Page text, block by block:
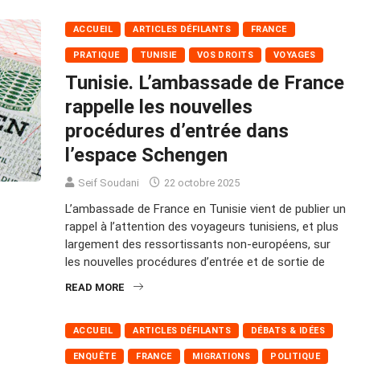
ACCUEIL ARTICLES DÉFILANTS FRANCE
PRATIQUE TUNISIE VOS DROITS VOYAGES
Tunisie. L’ambassade de France
rappelle les nouvelles
procédures d’entrée dans
l’espace Schengen
Seif Soudani 22 octobre 2025
L’ambassade de France en Tunisie vient de publier un
rappel à l’attention des voyageurs tunisiens, et plus
largement des ressortissants non-européens, sur
les nouvelles procédures d’entrée et de sortie de
READ MORE
ACCUEIL ARTICLES DÉFILANTS DÉBATS & IDÉES
ENQUÊTE FRANCE MIGRATIONS POLITIQUE